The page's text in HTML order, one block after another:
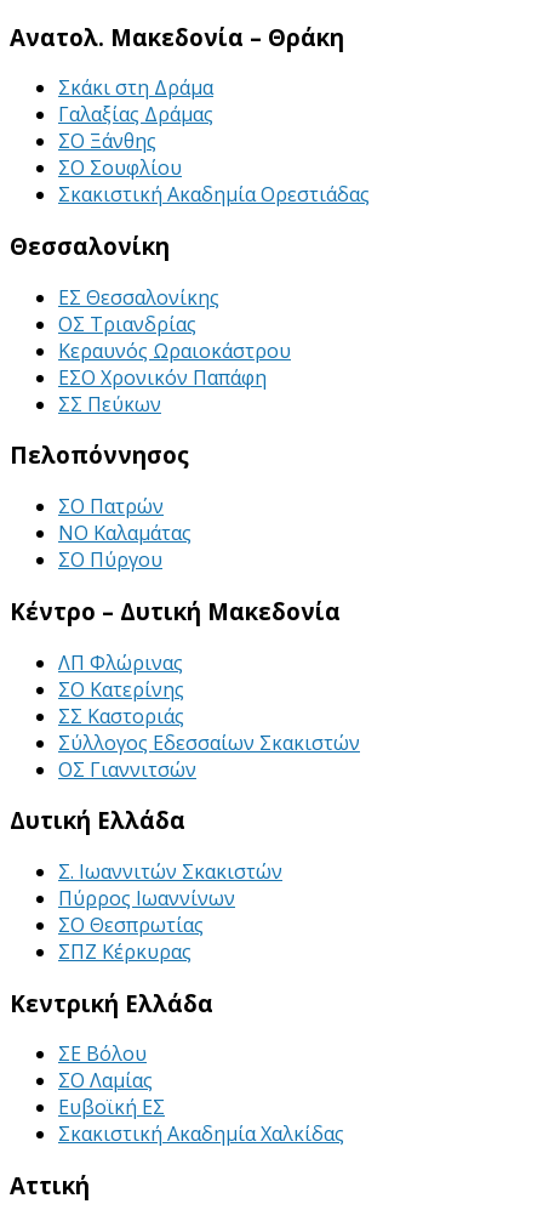
Ανατολ. Μακεδονία – Θράκη
Σκάκι στη Δράμα
Γαλαξίας Δράμας
ΣΟ Ξάνθης
ΣΟ Σουφλίου
Σκακιστική Ακαδημία Ορεστιάδας
Θεσσαλονίκη
ΕΣ Θεσσαλονίκης
ΟΣ Τριανδρίας
Κεραυνός Ωραιοκάστρου
ΕΣΟ Χρονικόν Παπάφη
ΣΣ Πεύκων
Πελοπόννησος
ΣΟ Πατρών
ΝΟ Καλαμάτας
ΣΟ Πύργου
Κέντρο – Δυτική Μακεδονία
ΛΠ Φλώρινας
ΣΟ Κατερίνης
ΣΣ Καστοριάς
Σύλλογος Εδεσσαίων Σκακιστών
ΟΣ Γιαννιτσών
Δυτική Ελλάδα
Σ. Ιωαννιτών Σκακιστών
Πύρρος Ιωαννίνων
ΣΟ Θεσπρωτίας
ΣΠΖ Κέρκυρας
Κεντρική Ελλάδα
ΣΕ Βόλου
ΣΟ Λαμίας
Ευβοϊκή ΕΣ
Σκακιστική Ακαδημία Χαλκίδας
Αττική